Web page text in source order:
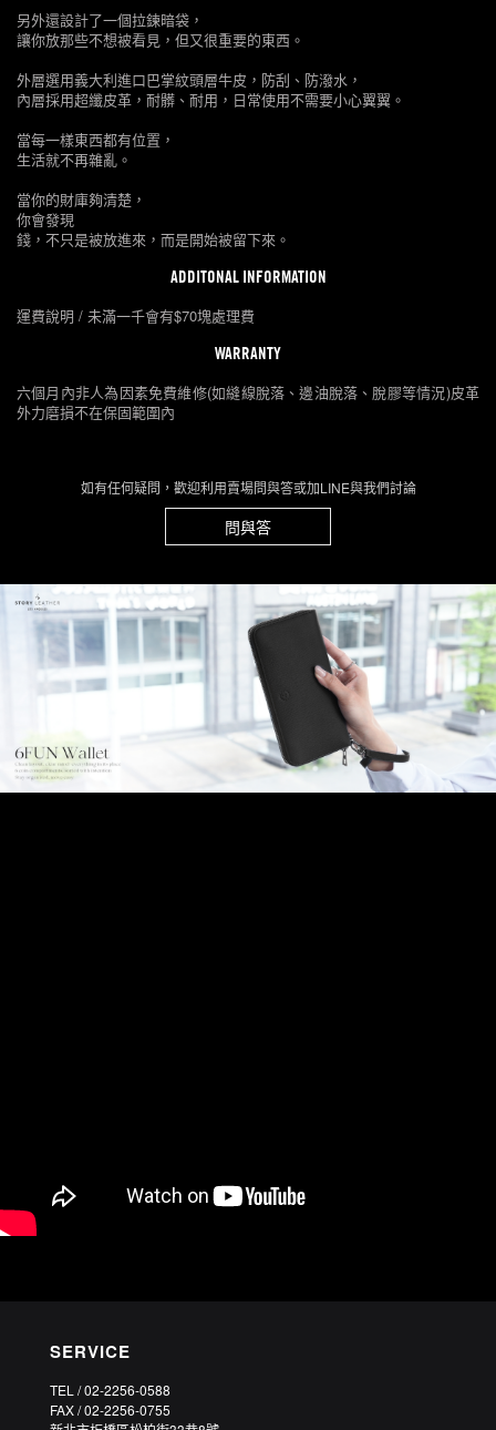
另外還設計了一個拉鍊暗袋，
讓你放那些不想被看見，但又很重要的東西。
外層選用義大利進口巴掌紋頭層牛皮，防刮、防潑水，
內層採用超纖皮革，耐髒、耐用，日常使用不需要小心翼翼。
當每一樣東西都有位置，
生活就不再雜亂。
當你的財庫夠清楚，
你會發現
錢，不只是被放進來，而是開始被留下來。
ADDITONAL INFORMATION
運費說明 / 未滿一千會有$70塊處理費
WARRANTY
六個月內非人為因素免費維修(如縫線脫落、邊油脫落、脫膠等情況)皮革
外力磨損不在保固範圍內
如有任何疑問，歡迎利用賣場問與答或加LINE與我們討論
問與答
SERVICE
TEL / 02-2256-0588
FAX / 02-2256-0755